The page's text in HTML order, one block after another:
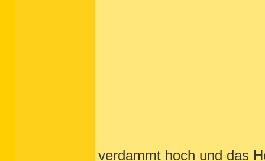
verdammt hoch und das